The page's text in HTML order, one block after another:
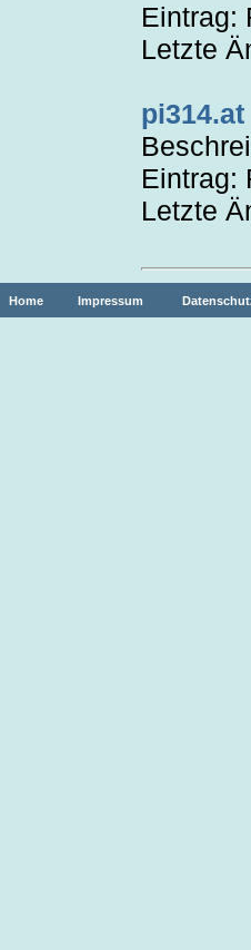
Eintrag:
Letzte
pi314.at
Eintrag:
Letzte
Home Impressum